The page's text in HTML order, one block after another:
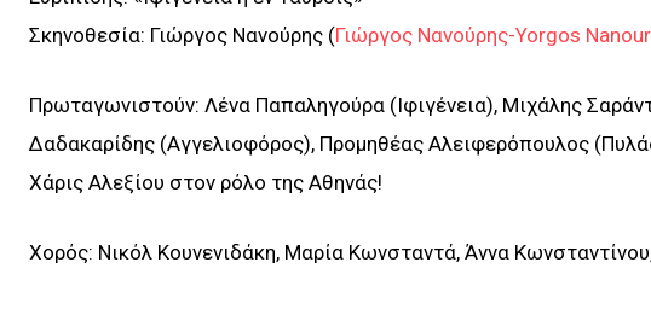
Σκηνοθεσία: Γιώργος Νανούρης (Γιώργος Νανούρης-Yorgos
Πρωταγωνιστούν: Λένα Παπαληγούρα (Ιφιγένεια), Μιχάλης
Δαδακαρίδης (Αγγελιοφόρος), Προμηθέας Αλειφερόπουλος
Χάρις Αλεξίου στον ρόλο της Αθηνάς!
Χορός: Νικόλ Κουνενιδάκη, Μαρία Κωνσταντά, Άννα